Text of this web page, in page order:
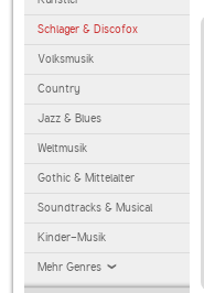
Schlager & Discofox
Volksmusik
Country
Jazz & Blues
Weltmusik
Gothic & Mittelalter
Soundtracks & Musical
Kinder-Musik
Mehr Genres